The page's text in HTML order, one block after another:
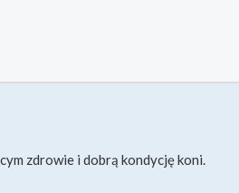
zdrowie i dobrą kondycję koni.